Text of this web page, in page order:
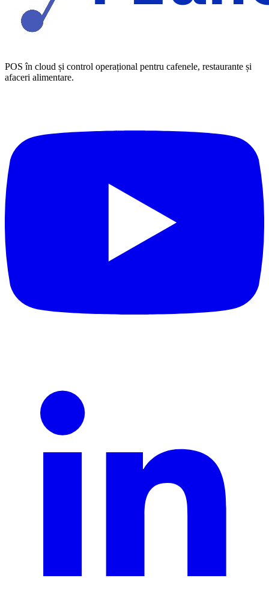
POS în cloud și control operațional pentru cafenele, restaurante și
afaceri alimentare.